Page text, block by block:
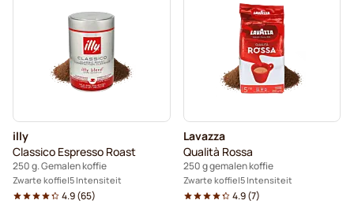
illy
Classico Espresso Roast
250 g. Gemalen koffie
Zwarte koffie 5 Intensiteit
4.9(65)
Lavazza
Qualità Rossa
250 g gemalen koffie
Zwarte koffie 5 Intensiteit
4.9(7)